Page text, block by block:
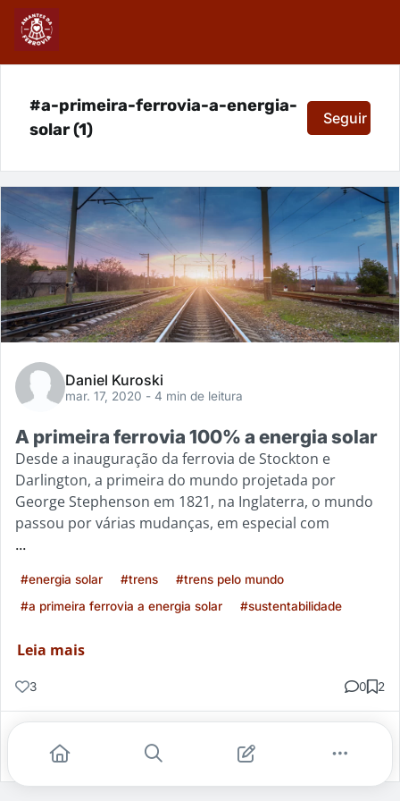
#a-primeira-ferrovia-a-energia-
solar (1)
Seguir
Daniel Kuroski
mar. 17, 2020 - 4 min de leitura
A primeira ferrovia 100% a energia solar
Desde a inauguração da ferrovia de Stockton e
Darlington, a primeira do mundo projetada por
George Stephenson em 1821, na Inglaterra, o mundo
passou por várias mudanças, em especial com
...
#energia solar #trens
#trens pelo mundo
#a primeira ferrovia a energia solar
#sustentabilidade
Leia mais
3 0 2
Gostei Comentar Salvar